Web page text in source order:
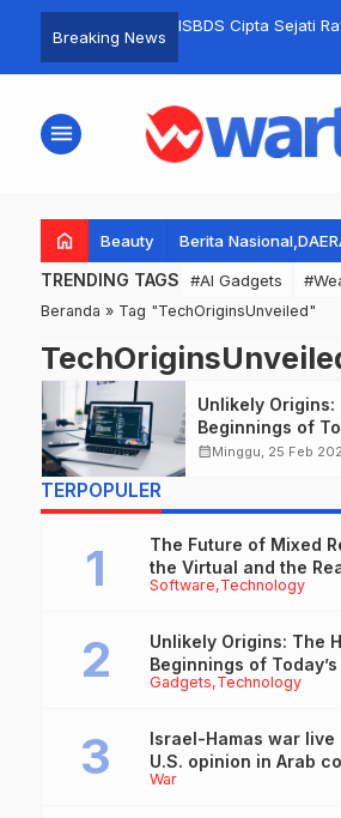
Breaking News
Organisasi, Jaga
Gresik
ISBDS Cipta Sejati
Mereka Jaga
Lamongan
menu
home Beauty Berita
TRENDING TAGS #AI Gadgets
Beranda » Tag "TechOriginsUnveiled"
Unlikely Origins:
Beginnings of
Titans
calendar_monthMinggu, 25 Feb
TERPOPULER
Software Technology
The Future of Mixed
the Virtual and the
Gadgets Technology
Unlikely Origins: The
Beginnings of
War
Israel-Hamas war live
U.S. opinion in Arab
over support for